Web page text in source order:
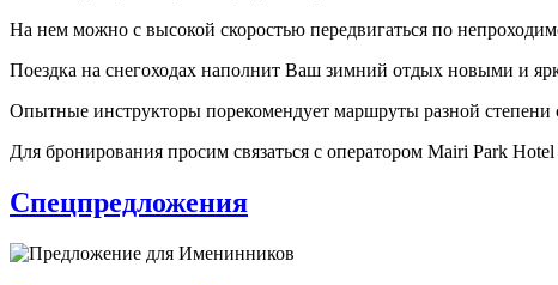
На нем можно с высокой скоростью передвигаться по
Поездка на снегоходах наполнит Ваш зимний отдых новыми и
Опытные инструкторы порекомендует маршруты разной степени
Для бронирования просим связаться с оператором Mairi Park
Спецпредложения